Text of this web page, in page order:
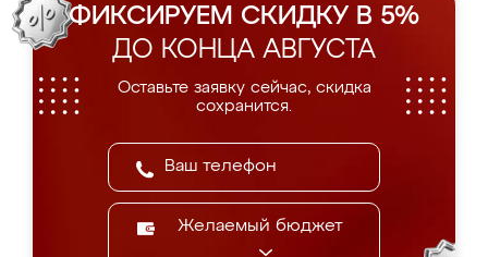
ФИКСИРУЕМ СКИДКУ В 5%
ДО КОНЦА АВГУСТА
Оставьте заявку сейчас, скидка
сохранится.
Желаемый бюджет